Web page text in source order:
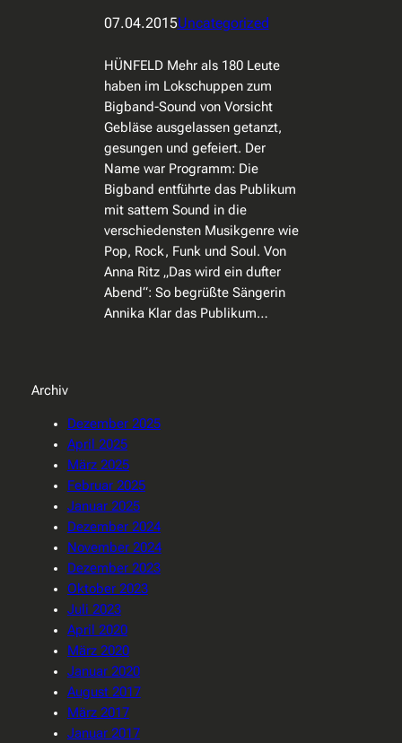
07.04.2015Uncategorized
HÜNFELD Mehr als 180 Leute
haben im Lokschuppen zum
Bigband-Sound von Vorsicht
Gebläse ausgelassen getanzt,
gesungen und gefeiert. Der
Name war Programm: Die
Bigband entführte das Publikum
mit sattem Sound in die
verschiedensten Musikgenre wie
Pop, Rock, Funk und Soul. Von
Anna Ritz „Das wird ein dufter
Abend“: So begrüßte Sängerin
Annika Klar das Publikum…
Archiv
Dezember 2025
April 2025
März 2025
Februar 2025
Januar 2025
Dezember 2024
November 2024
Dezember 2023
Oktober 2023
Juli 2023
April 2020
März 2020
Januar 2020
August 2017
März 2017
Januar 2017